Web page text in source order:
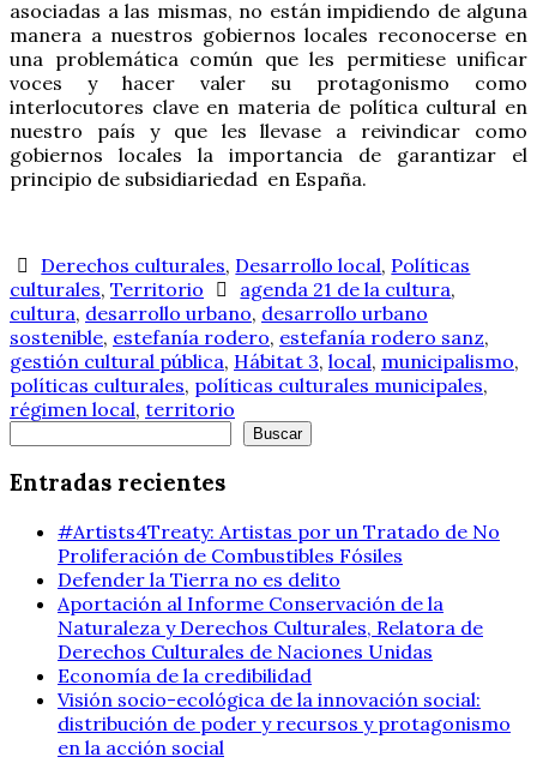
asociadas a las mismas, no están impidiendo de alguna
manera a nuestros gobiernos locales reconocerse en
una problemática común que les permitiese unificar
voces y hacer valer su protagonismo como
interlocutores clave en materia de política cultural en
nuestro país y que les llevase a reivindicar como
gobiernos locales la importancia de garantizar el
principio de subsidiariedad en España.
Derechos culturales, Desarrollo local, Políticas
culturales, Territorio agenda 21 de la cultura,
cultura, desarrollo urbano, desarrollo urbano
sostenible, estefanía rodero, estefanía rodero sanz,
gestión cultural pública, Hábitat 3, local, municipalismo,
políticas culturales, políticas culturales municipales,
régimen local, territorio
Buscar
Entradas recientes
#Artists4Treaty: Artistas por un Tratado de No
Proliferación de Combustibles Fósiles
Defender la Tierra no es delito
Aportación al Informe Conservación de la
Naturaleza y Derechos Culturales, Relatora de
Derechos Culturales de Naciones Unidas
Economía de la credibilidad
Visión socio-ecológica de la innovación social:
distribución de poder y recursos y protagonismo
en la acción social